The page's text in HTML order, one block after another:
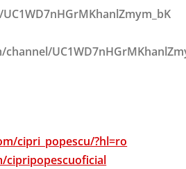
cipri_popescu/?hl=ro
cipripopescuoficial